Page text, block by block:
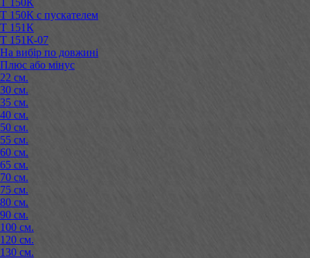
Т 150К с пускателем
Т 151К
Т 151К-07
На вибір по довжині
Плюс або мінус
22 см.
30 см.
35 см.
40 см.
50 см.
55 см.
60 см.
65 см.
70 см.
75 см.
80 см.
90 см.
100 см.
120 см.
130 см.